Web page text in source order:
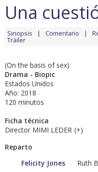
Una
Sinopsis Comentario
Tráiler
(On the basis of sex)
Drama - Biopic
Estados Unidos
Año: 2018
120 minutos
Ficha técnica
Director MIMI LEDER (+)
Reparto
Felicity Jones
Ruth